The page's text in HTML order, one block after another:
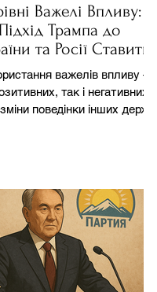
Важелі Впливу:
Трампа до
та Росії Ставить
Сумнів Американську
важелів впливу –
так і негативних –
поведінки інших держав